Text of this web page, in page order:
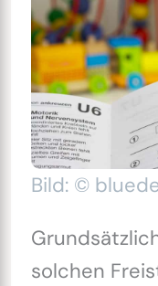
Bild: ©
solchen